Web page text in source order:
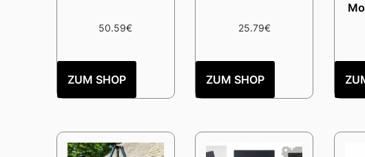
50.59€
ZUM SHOP
25.79€
ZUM SHOP